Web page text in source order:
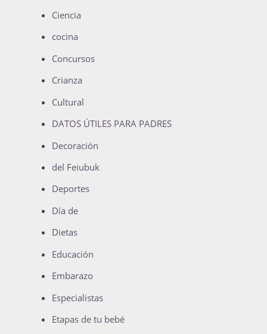
Ciencia
cocina
Concursos
Crianza
Cultural
DATOS ÚTILES PARA PADRES
Decoración
del Feiubuk
Deportes
Día de
Dietas
Educación
Embarazo
Especialistas
Etapas de tu bebé